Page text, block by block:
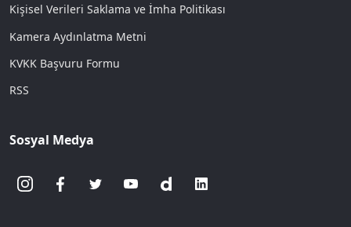
Kişisel Verileri Saklama ve İmha Politikası
Kamera Aydınlatma Metni
KVKK Başvuru Formu
RSS
Sosyal Medya